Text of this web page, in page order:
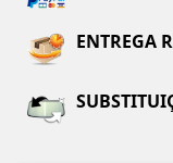
ENTREGA